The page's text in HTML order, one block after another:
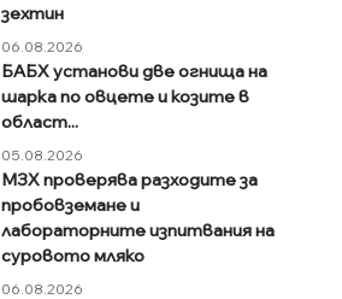
зехтин
06.08.2026
БАБХ установи две огнища на
шарка по овцете и козите в
област...
05.08.2026
МЗХ проверява разходите за
пробовземане и
лабораторните изпитвания на
суровото мляко
06.08.2026